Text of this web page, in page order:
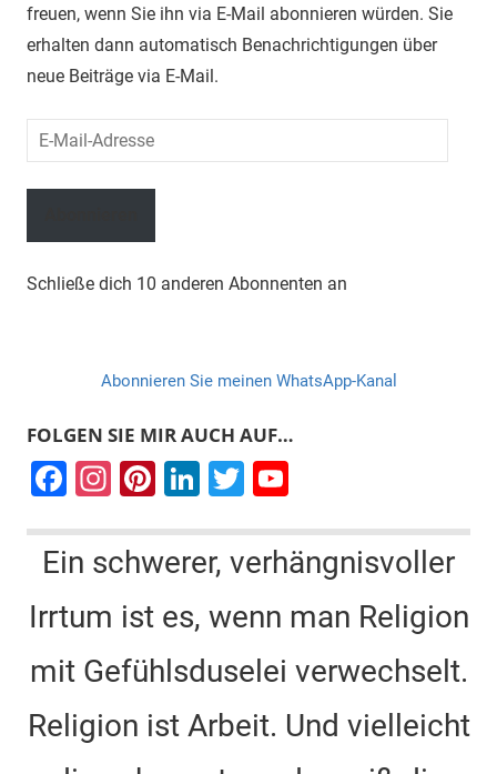
freuen, wenn Sie ihn via E-Mail abonnieren würden. Sie
erhalten dann automatisch Benachrichtigungen über
neue Beiträge via E-Mail.
Mail-
Adresse
Schließe dich 10 anderen Abonnenten an
Abonnieren Sie meinen WhatsApp-Kanal
FOLGEN SIE MIR AUCH AUF…
F
c
e
b
o
o
k
In
a
gr
a
m
Pi
er
e
st
Li
k
e
dI
n
T
tt
er
u
T
u
b
e
C
h
Ein schwerer, verhängnisvoller
Irrtum ist es, wenn man Religion
mit Gefühlsduselei verwechselt.
Religion ist Arbeit. Und vielleicht